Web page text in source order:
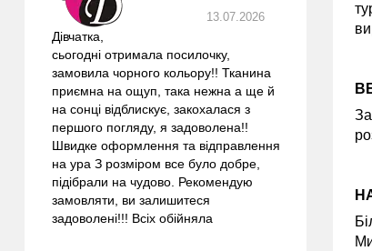
13.07.2026
Дівчатка,
сьогодні отримала посилочку,
замовила чорного кольору!! Тканина
приємна на ощуп, така нежна а ще й
на сонці відблискує, закохалася з
першого погляду, я задоволена!!
Швидке оформлення та відправлення
на ура З розміром все було добре,
підібрали на чудово. Рекомендую
замовляти, ви залишитеся
задоволені!!! Всіх обійняла